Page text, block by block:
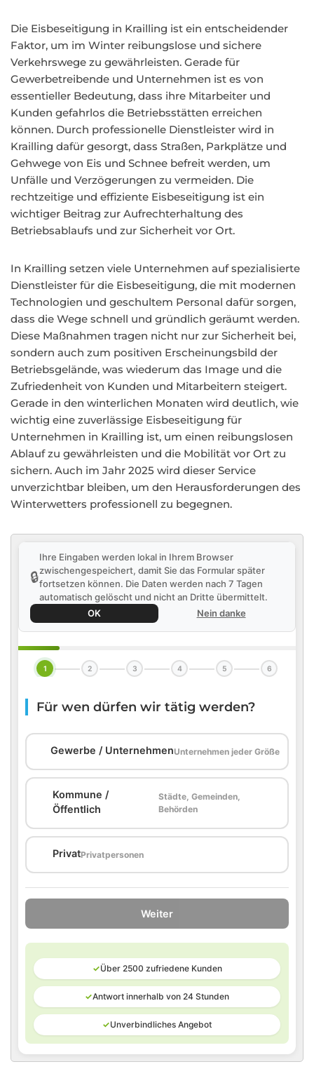
Die Eisbeseitigung in Krailling ist ein entscheidender
Faktor, um im Winter reibungslose und sichere
Verkehrswege zu gewährleisten. Gerade für
Gewerbetreibende und Unternehmen ist es von
essentieller Bedeutung, dass ihre Mitarbeiter und
Kunden gefahrlos die Betriebsstätten erreichen
können. Durch professionelle Dienstleister wird in
Krailling dafür gesorgt, dass Straßen, Parkplätze und
Gehwege von Eis und Schnee befreit werden, um
Unfälle und Verzögerungen zu vermeiden. Die
rechtzeitige und effiziente Eisbeseitigung ist ein
wichtiger Beitrag zur Aufrechterhaltung des
Betriebsablaufs und zur Sicherheit vor Ort.
In Krailling setzen viele Unternehmen auf spezialisierte
Dienstleister für die Eisbeseitigung, die mit modernen
Technologien und geschultem Personal dafür sorgen,
dass die Wege schnell und gründlich geräumt werden.
Diese Maßnahmen tragen nicht nur zur Sicherheit bei,
sondern auch zum positiven Erscheinungsbild der
Betriebsgelände, was wiederum das Image und die
Zufriedenheit von Kunden und Mitarbeitern steigert.
Gerade in den winterlichen Monaten wird deutlich, wie
wichtig eine zuverlässige Eisbeseitigung für
Unternehmen in Krailling ist, um einen reibungslosen
Ablauf zu gewährleisten und die Mobilität vor Ort zu
sichern. Auch im Jahr 2025 wird dieser Service
unverzichtbar bleiben, um den Herausforderungen des
Winterwetters professionell zu begegnen.
🔒
Ihre Eingaben werden lokal in Ihrem Browser
zwischengespeichert, damit Sie das Formular später
fortsetzen können. Die Daten werden nach 7 Tagen
automatisch gelöscht und nicht an Dritte übermittelt.
OK
Nein danke
1 2 3 4 5 6
Für wen dürfen wir tätig werden?
Gewerbe / UnternehmenUnternehmen jeder Größe
Kommune /
Öffentlich
Städte, Gemeinden,
Behörden
PrivatPrivatpersonen
Weiter
✓Über 2500 zufriedene Kunden
✓Antwort innerhalb von 24 Stunden
✓Unverbindliches Angebot